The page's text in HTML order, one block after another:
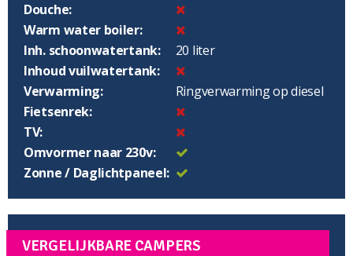
Douche:
Warm water boiler:
Inh. schoonwatertank:
20 liter
Inhoud vuilwatertank:
Verwarming:
Ringverwarming op diesel
Fietsenrek:
TV:
Omvormer naar 230v:
Zonne / Daglichtpaneel:
VERGELIJKBARE CAMPERS